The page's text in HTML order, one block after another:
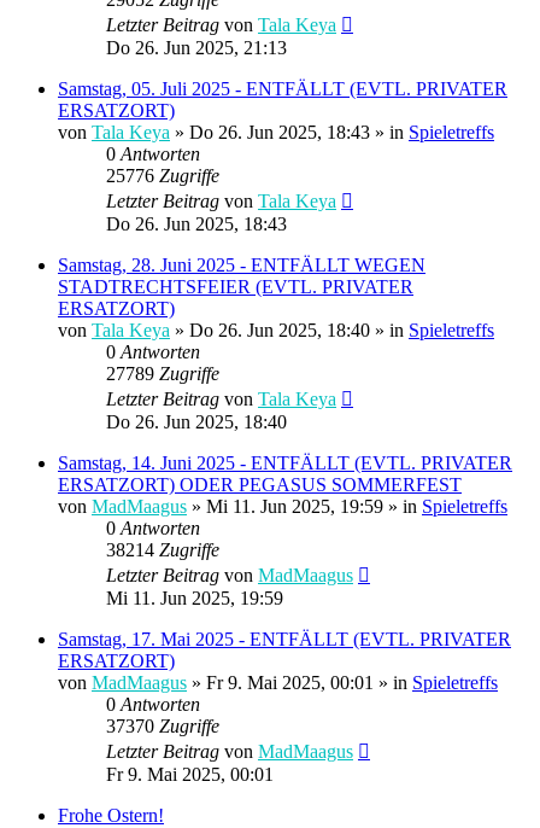
Letzter Beitrag von Tala Keya
Do 26. Jun 2025, 21:13
Samstag, 05. Juli 2025 - ENTFÄLLT (EVTL. PRIVATER
ERSATZORT)
von Tala Keya » Do 26. Jun 2025, 18:43 » in Spieletreffs
0 Antworten
25776 Zugriffe
Letzter Beitrag von Tala Keya
Do 26. Jun 2025, 18:43
Samstag, 28. Juni 2025 - ENTFÄLLT WEGEN
STADTRECHTSFEIER (EVTL. PRIVATER
ERSATZORT)
von Tala Keya » Do 26. Jun 2025, 18:40 » in Spieletreffs
0 Antworten
27789 Zugriffe
Letzter Beitrag von Tala Keya
Do 26. Jun 2025, 18:40
Samstag, 14. Juni 2025 - ENTFÄLLT (EVTL. PRIVATER
ERSATZORT) ODER PEGASUS SOMMERFEST
von MadMaagus » Mi 11. Jun 2025, 19:59 » in Spieletreffs
0 Antworten
38214 Zugriffe
Letzter Beitrag von MadMaagus
Mi 11. Jun 2025, 19:59
Samstag, 17. Mai 2025 - ENTFÄLLT (EVTL. PRIVATER
ERSATZORT)
von MadMaagus » Fr 9. Mai 2025, 00:01 » in Spieletreffs
0 Antworten
37370 Zugriffe
Letzter Beitrag von MadMaagus
Fr 9. Mai 2025, 00:01
Frohe Ostern!